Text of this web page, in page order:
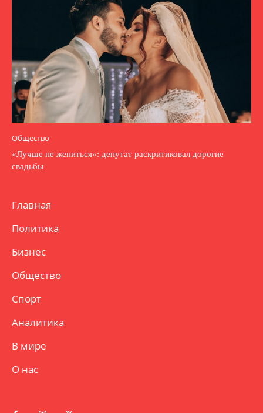
Общество
«Лучше не жениться»: депутат раскритиковал дорогие
свадьбы
Главная
Политика
Бизнес
Общество
Спорт
Аналитика
В мире
О нас